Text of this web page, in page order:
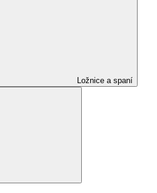
Ložnice a spaní